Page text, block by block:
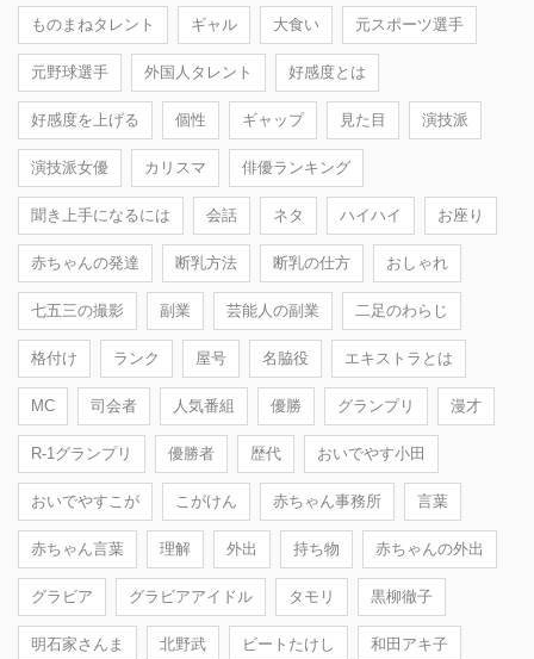
ものまねタレント ギャル 大食い 元スポーツ選手
元野球選手 外国人タレント 好感度とは
好感度を上げる 個性 ギャップ 見た目 演技派
演技派女優 カリスマ 俳優ランキング
聞き上手になるには 会話 ネタ ハイハイ お座り
赤ちゃんの発達 断乳方法 断乳の仕方 おしゃれ
七五三の撮影 副業 芸能人の副業 二足のわらじ
格付け ランク 屋号 名脇役 エキストラとは
MC 司会者 人気番組 優勝 グランプリ 漫才
R-1グランプリ 優勝者 歴代 おいでやす小田
おいでやすこが こがけん 赤ちゃん事務所 言葉
赤ちゃん言葉 理解 外出 持ち物 赤ちゃんの外出
グラビア グラビアアイドル タモリ 黒柳徹子
明石家さんま 北野武 ビートたけし 和田アキ子